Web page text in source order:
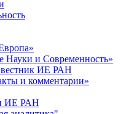
и Современность»
вестник ИЕ РАН
и комментарии»
ИЕ РАН